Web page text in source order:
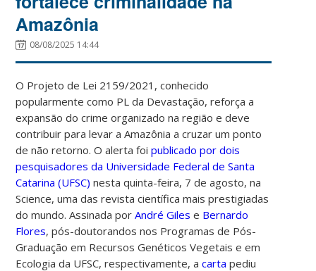
Amazônia
08/08/2025 14:44
O Projeto de Lei 2159/2021, conhecido
popularmente como PL da Devastação, reforça a
expansão do crime organizado na região e deve
contribuir para levar a Amazônia a cruzar um ponto
de não retorno. O alerta foi publicado por dois
pesquisadores da Universidade Federal de Santa
Catarina (UFSC)nesta quinta-feira, 7 de agosto, na
Science, uma das revista científica mais prestigiadas
do mundo.Assinada porAndré Giles e Bernardo
Flores, pós-doutorandos nos Programas de Pós-
Graduação em Recursos Genéticos Vegetais e em
Ecologia da UFSC, respectivamente,acarta pediu